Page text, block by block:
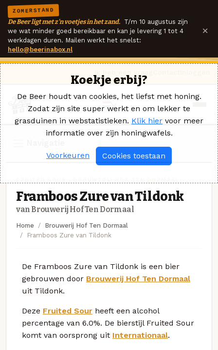
ZOMERSTAND
De Beer ligt met z'n voetjes in het zand. T/m 10 augustus zijn
we wat minder goed bereikbaar en kan je levering 1 tot 4
werkdagen duren. Mailen werkt het snelst:
hello@beerinabox.nl
×
Framboos Zure van Tildonk
van Brouwerij Hof Ten Dormaal
Home
Brouwerij Hof Ten Dormaal
Framboos Zure van Tildonk
De Framboos Zure van Tildonk is een bier
gebrouwen door Brouwerij Hof Ten Dormaal
uit Tildonk.
Deze Fruited Sour heeft een alcohol
percentage van 6.0%. De bierstijl Fruited Sour
komt van oorsprong uit Internationaal.
Koekje erbij?
De Beer houdt van cookies, het liefst met honing.
Zodat zijn site super werkt en om lekker te
grasduinen in webstatistieken. Klik hier voor meer
informatie over zijn honingwafels.
Voorkeuren Cookies toestaan